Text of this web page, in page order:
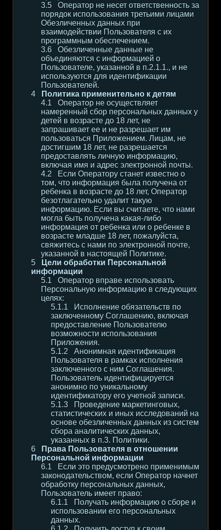
Оператор не несет ответственность за
порядок использования третьими лицами
Обезличенных данных при
взаимодействии Пользователя с их
программным обеспечением.
Обезличенные данные не
объединяются с информацией о
Пользователе, указанной в п.2.1.1., и не
используются для идентификации
Пользователей.
Политика применительно к детям
Оператор не осуществляет
намеренный сбор персональных данных у
детей в возрасте до 18 лет, не
запрашивает ее и не разрешает им
пользоваться Приложением. Лицам, не
достигшим 18 лет, не разрешается
предоставлять личную информацию,
включая имя и адрес электронной почты.
Если Оператору станет известно о
том, что информация была получена от
ребенка в возрасте до 18 лет, Оператор
безотлагательно удалит такую
информацию. Если вы считаете, что нами
могла быть получена какая-либо
информация от ребенка или о ребенке в
возрасте младше 18 лет, пожалуйста,
свяжитесь с нами по электронной почте,
указанной в настоящей Политике.
Цели обработки Персональной
информации
Оператор вправе использовать
Персональную информацию в следующих
целях:
Исполнение обязательств по
заключенному Соглашению, включая
предоставление Пользователю
возможности использования
Приложения.
Анонимная идентификация
Пользователя в рамках исполнения
заключенного с ним Соглашения.
Пользователь идентифицируется
анонимно по уникальному
идентификатору его учетной записи.
Проведение маркетинговых,
статистических и иных исследований на
основе обезличенных данных из систем
сбора аналитических данных,
указанных в п.3. Политики.
Права Пользователя в отношении
Персональной информации
Если это предусмотрено применимым
законодательством, если Оператор начнет
обработку персональных данных,
Пользователь имеет право:
Получать информацию о сборе и
использовании его персональных
данных.